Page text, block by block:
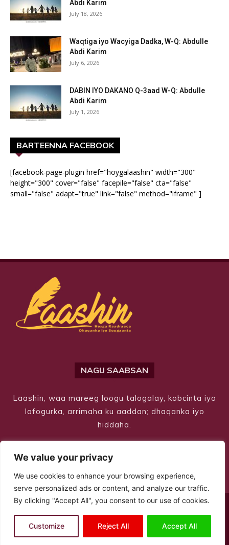
We value your privacy
We use cookies to enhance your browsing experience,
serve personalized ads or content, and analyze our traffic.
By clicking "Accept All", you consent to our use of cookies.
Customize Reject All Accept All
Abdi Karim
July 18, 2026
Waqtiga iyo Wacyiga Dadka, W-Q: Abdulle
Abdi Karim
July 6, 2026
DABIN IYO DAKANO Q-3aad W-Q: Abdulle
Abdi Karim
July 1, 2026
BARTEENNA FACEBOOK
[facebook-page-plugin href="hoygalaashin" width="300"
height="300" cover="false" facepile="false" cta="false"
small="false" adapt="true" link="false" method="iframe" ]
NAGU SAABSAN
Laashin, waa mareeg loogu talogalay, kobcinta iyo
lafogurka, arrimaha ku aaddan; dhaqanka iyo
hiddaha.
© Copyright 2026 – Laashin. All Rights Reserved
Site Designed byILEYS INC.